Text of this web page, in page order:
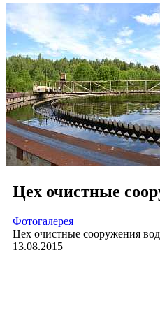
Цех очистные
Фотогалерея
Цех очистные сооружения
13.08.2015